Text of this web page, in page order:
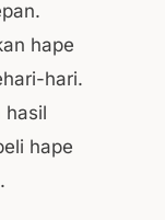
hape
hari.
hasil
hape